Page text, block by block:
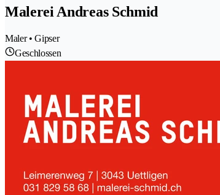
Malerei Andreas Schmid
Maler • Gipser
Geschlossen